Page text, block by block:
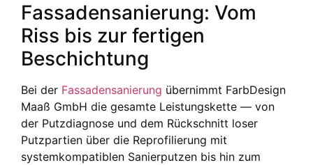
Fassadensanierung: Vom
Riss bis zur fertigen
Beschichtung
Bei der Fassadensanierung übernimmt FarbDesign
Maaß GmbH die gesamte Leistungskette — von
der Putzdiagnose und dem Rückschnitt loser
Putzpartien über die Reprofilierung mit
systemkompatiblen Sanierputzen bis hin zum